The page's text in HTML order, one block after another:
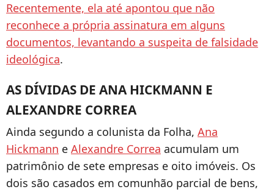
Recentemente, ela até apontou que não
reconhece a própria assinatura em alguns
documentos, levantando a suspeita de falsidade
ideológica.
AS DÍVIDAS DE ANA HICKMANN E
ALEXANDRE CORREA
Ainda segundo a colunista da Folha, Ana
Hickmann e Alexandre Correa acumulam um
patrimônio de sete empresas e oito imóveis. Os
dois são casados em comunhão parcial de bens,